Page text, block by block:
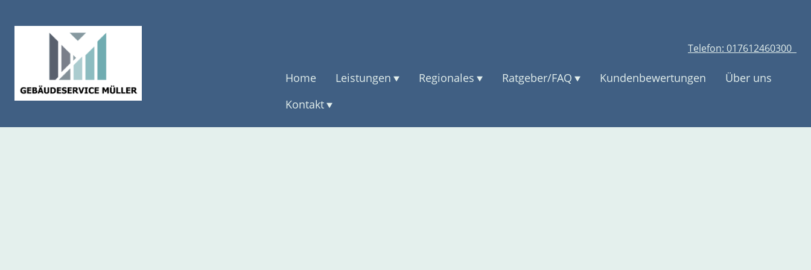
Telefon: 017612460300
Home Leistungen Regionales Ratgeber/FAQ Kundenbewertungen
Über uns
Kontakt